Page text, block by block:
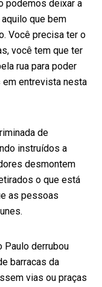
podemos deixar a
que bem
Você precisa ter o
você tem que ter
rua para poder
em entrevista nesta
de
instruídos a
desmontem
o que está
as pessoas
Paulo derrubou
barracas da
vias ou praças